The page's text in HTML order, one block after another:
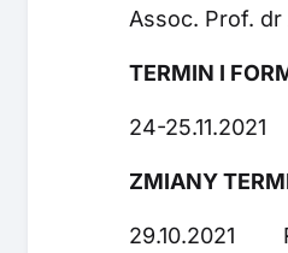
Assoc. Prof.
TERMIN I
24-
ZMIANY
29.10.2021